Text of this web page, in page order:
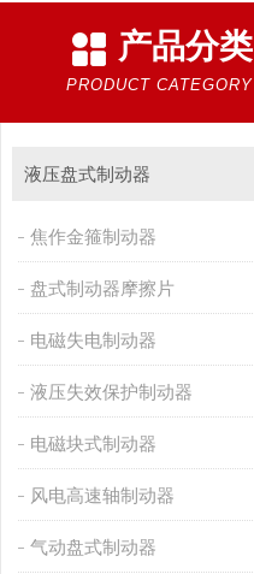
产品分类
PRODUCT CATEGORY
液压盘式制动器
焦作金箍制动器
盘式制动器摩擦片
电磁失电制动器
液压失效保护制动器
电磁块式制动器
风电高速轴制动器
气动盘式制动器